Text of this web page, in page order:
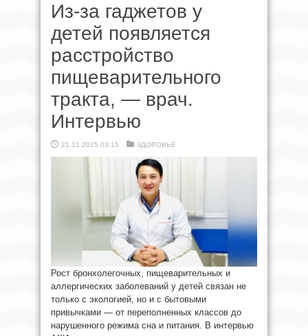
Из-за гаджетов у
детей появляется
расстройство
пищеварительного
тракта, — врач.
Интервью
21.11.2025 03:15 ЗДОРОВЬЕ
Рост бронхолегочных, пищеварительных и
аллергических заболеваний у детей связан не
только с экологией, но и с бытовыми
привычками — от переполненных классов до
нарушенного режима сна и питания. В интервью